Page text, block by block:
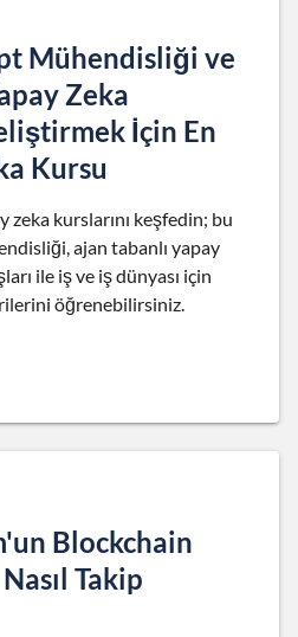
Mühendisliği ve
Zeka
İçin En
Kursu
zeka kurslarını keşfedin; bu
ajan tabanlı yapay
ile iş ve iş dünyası için
öğrenebilirsiniz.
Blockchain
Takip